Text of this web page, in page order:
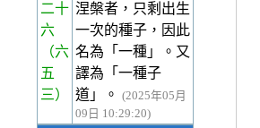
二十
六
（六
五
三）
涅槃者，只剩出生
一次的種子，因此
名為「一種」。又
譯為「一種子
道」。
(2025年05月
09日 10:29:20)